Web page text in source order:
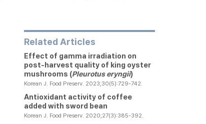
Related Articles
Effect of gamma irradiation on
post-harvest quality of king oyster
mushrooms (Pleurotus eryngii)
Korean J. Food Preserv. 2023;30(5):729-742.
Antioxidant activity of coffee
added with sword bean
Korean J. Food Preserv. 2020;27(3):385-392.